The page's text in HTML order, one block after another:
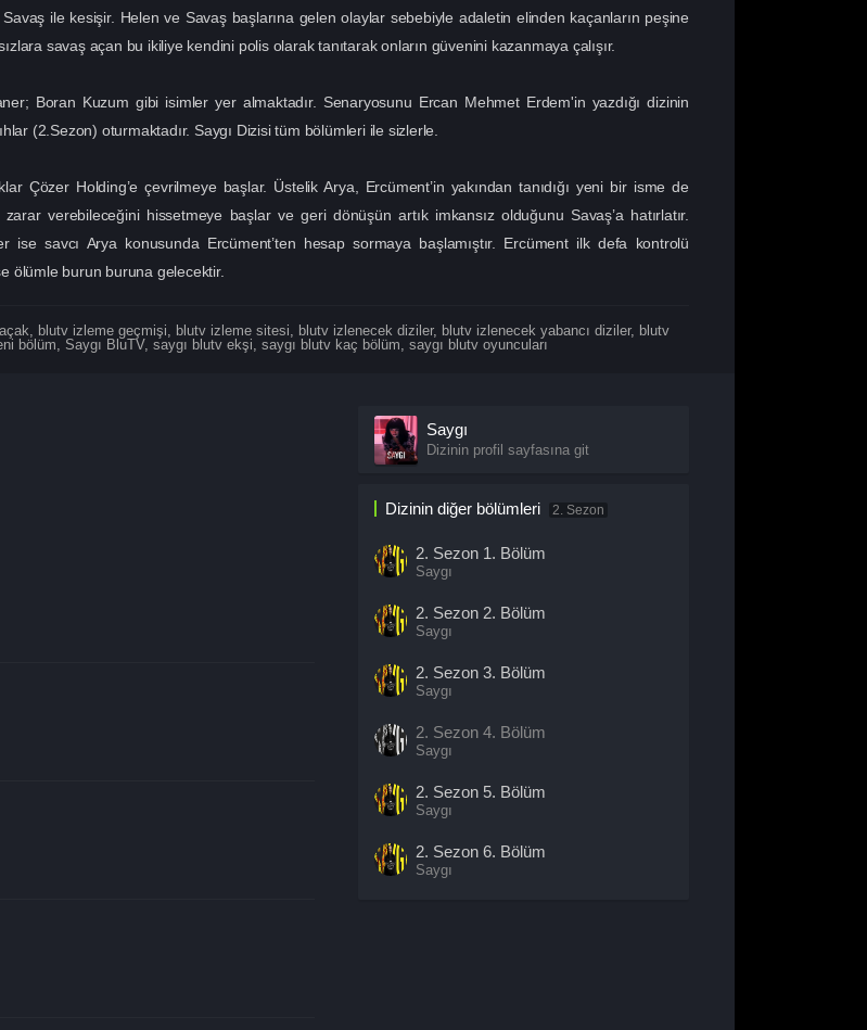
ile kesişir. Helen ve Savaş başlarına gelen olaylar sebebiyle adaletin elinden kaçanların peşine
savaş açan bu ikiliye kendini polis olarak tanıtarak onların güvenini kazanmaya çalışır.
Boran Kuzum gibi isimler yer almaktadır. Senaryosunu Ercan Mehmet Erdem'in yazdığı dizinin
(2.Sezon) oturmaktadır. Saygı Dizisi tüm bölümleri ile sizlerle.
Çözer Holding’e çevrilmeye başlar. Üstelik Arya, Ercüment’in yakından tanıdığı yeni bir isme de
zarar verebileceğini hissetmeye başlar ve geri dönüşün artık imkansız olduğunu Savaş’a hatırlatır.
ise savcı Arya konusunda Ercüment’ten hesap sormaya başlamıştır. Ercüment ilk defa kontrolü
ölümle burun buruna gelecektir.
, blutv izleme geçmişi, blutv izleme sitesi, blutv izlenecek diziler, blutv izlenecek yabancı diziler, blutv
bölüm, Saygı BluTV, saygı blutv ekşi, saygı blutv kaç bölüm, saygı blutv oyuncuları
Saygı
Dizinin profil sayfasına git
Dizinin diğer bölümleri 2. Sezon
2. Sezon 1. Bölüm
Saygı
2. Sezon 2. Bölüm
Saygı
2. Sezon 3. Bölüm
Saygı
2. Sezon 4. Bölüm
Saygı
2. Sezon 5. Bölüm
Saygı
2. Sezon 6. Bölüm
Saygı